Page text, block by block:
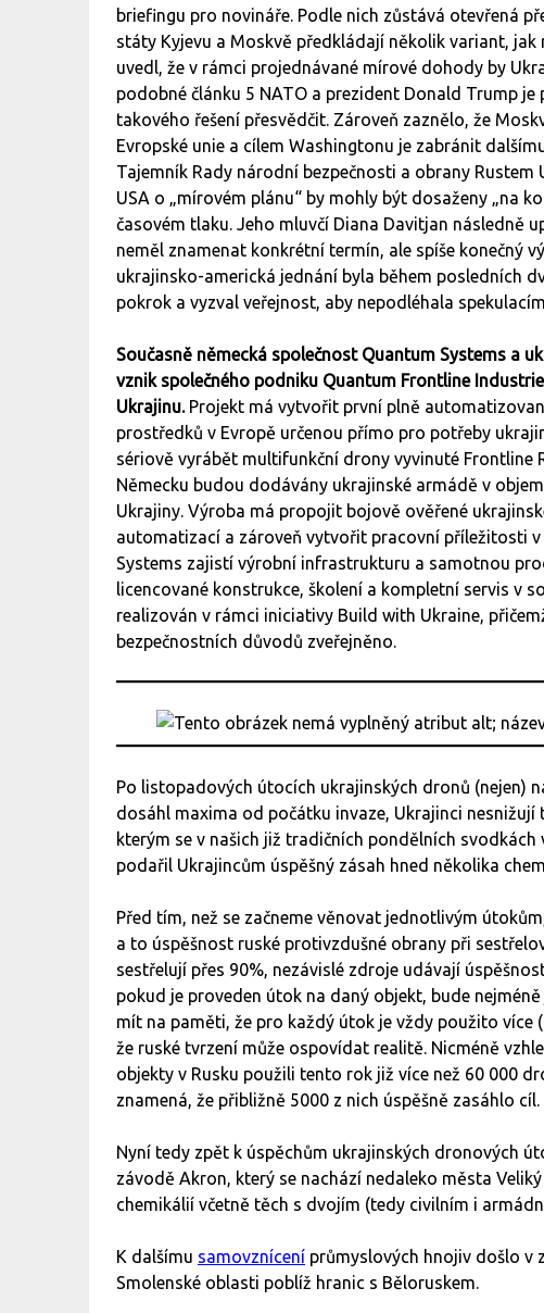
briefingu pro novináře. Podle nich zůstává otevřená
státy Kyjevu a Moskvě předkládají několik variant,
uvedl, že v rámci projednávané mírové dohody by
podobné článku 5 NATO a prezident Donald Trump je
takového řešení přesvědčit. Zároveň zaznělo, že
Evropské unie a cílem Washingtonu je zabránit
Tajemník Rady národní bezpečnosti a obrany Rustem
USA o „mírovém plánu“ by mohly být dosaženy „na
časovém tlaku. Jeho mluvčí Diana Davitjan následně
neměl znamenat konkrétní termín, ale spíše konečný
ukrajinsko-americká jednání byla během posledních
pokrok a vyzval veřejnost, aby nepodléhala
Současně německá společnost Quantum Systems a
vznik společného podniku Quantum Frontline
Ukrajinu. Projekt má vytvořit první plně
prostředků v Evropě určenou přímo pro potřeby
sériově vyrábět multifunkční drony vyvinuté Frontline
Německu budou dodávány ukrajinské armádě v
Ukrajiny. Výroba má propojit bojově ověřené
automatizací a zároveň vytvořit pracovní příležitosti v
Systems zajistí výrobní infrastrukturu a samotnou
licencované konstrukce, školení a kompletní servis v
realizován v rámci iniciativy Build with Ukraine,
bezpečnostních důvodů zveřejněno.
Po listopadových útocích ukrajinských dronů (nejen)
dosáhl maxima od počátku invaze, Ukrajinci
kterým se v našich již tradičních pondělních
podařil Ukrajincům úspěšný zásah hned několika
Před tím, než se začneme věnovat jednotlivým
a to úspěšnost ruské protivzdušné obrany při
sestřelují přes 90%, nezávislé zdroje udávají
pokud je proveden útok na daný objekt, bude
mít na paměti, že pro každý útok je vždy použito více
že ruské tvrzení může ospovídat realitě. Nicméně
objekty v Rusku použili tento rok již více než 60 000
znamená, že přibližně 5000 z nich úspěšně zasáhlo cíl.
Nyní tedy zpět k úspěchům ukrajinských dronových
závodě Akron, který se nachází nedaleko města
chemikálií včetně těch s dvojím (tedy civilním i
K dalšímu samovznícení průmyslových hnojiv došlo v
Smolenské oblasti poblíž hranic s Běloruskem.